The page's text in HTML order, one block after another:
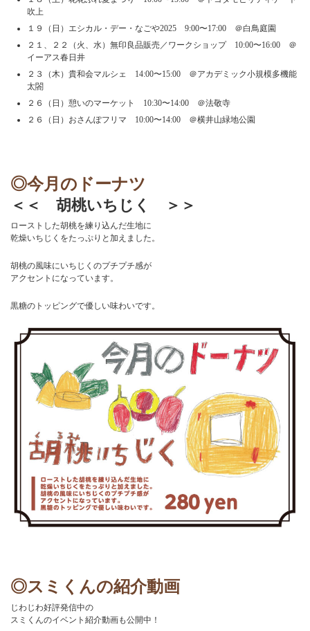
吹上
１９（日）エシカル・デー・なごや2025 9:00〜17:00 ＠白鳥庭園
２１、２２（火、水）無印良品販売／ワークショップ 10:00〜16:00 ＠
イーアス春日井
２３（木）貴和会マルシェ 14:00〜15:00 ＠アカデミック小規模多機能
太閤
２６（日）憩いのマーケット 10:30〜14:00 ＠法敬寺
２６（日）おさんぽフリマ 10:00〜14:00 ＠横井山緑地公園
◎今月のドーナツ
＜＜ 胡桃いちじく ＞＞
ローストした胡桃を練り込んだ生地に
乾燥いちじくをたっぷりと加えました。
胡桃の風味にいちじくのプチプチ感が
アクセントになっています。
黒糖のトッピングで優しい味わいです。
◎スミくんの紹介動画
じわじわ好評発信中の
スミくんのイベント紹介動画も公開中！